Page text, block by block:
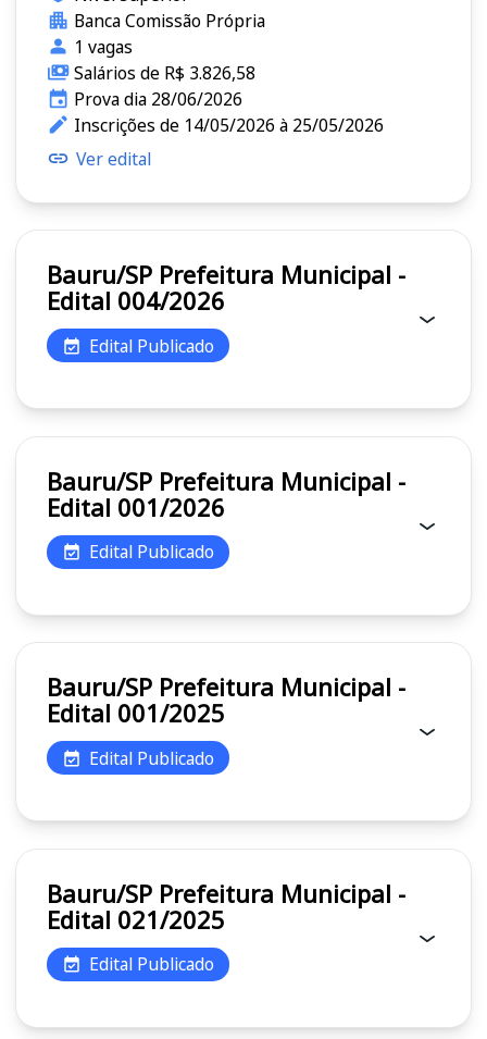
Banca Comissão Própria
1 vagas
Salários de R$ 3.826,58
Prova dia 28/06/2026
Inscrições de 14/05/2026 à 25/05/2026
Ver edital
Bauru/SP Prefeitura Municipal -
Edital 004/2026
Edital Publicado
Bauru/SP Prefeitura Municipal -
Edital 001/2026
Edital Publicado
Bauru/SP Prefeitura Municipal -
Edital 001/2025
Edital Publicado
Bauru/SP Prefeitura Municipal -
Edital 021/2025
Edital Publicado